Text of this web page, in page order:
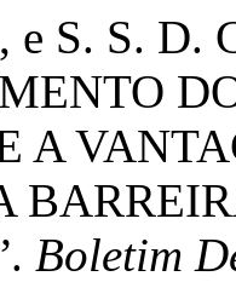
S. S. D.
A
Boletim